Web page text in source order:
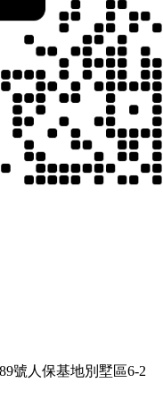
號人保基地別墅區6-2